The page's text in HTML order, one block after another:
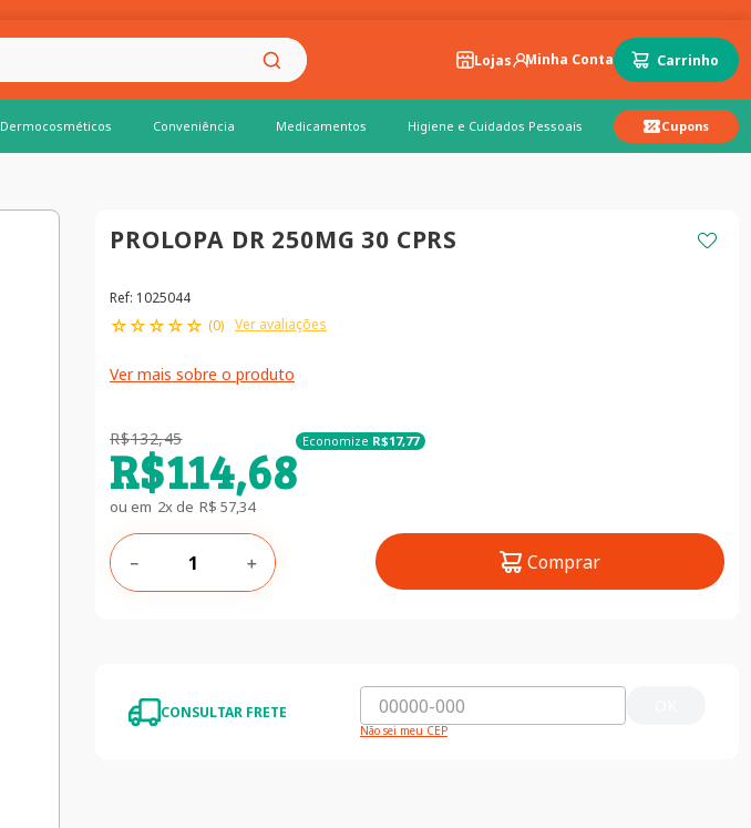
Lojas
Dermocosméticos Conveniência Medicamentos Higiene e Cuidados Pessoais Cupons
PROLOPA DR 250MG 30 CPRS
Ref: 1025044
☆☆☆☆☆ (0) Ver avaliações
Ver mais sobre o produto
R$132,45 Economize R$17,77
R$114,68
ou em 2x de R$ 57,34
＋
－ Comprar
CONSULTAR FRETE
Não sei meu CEP